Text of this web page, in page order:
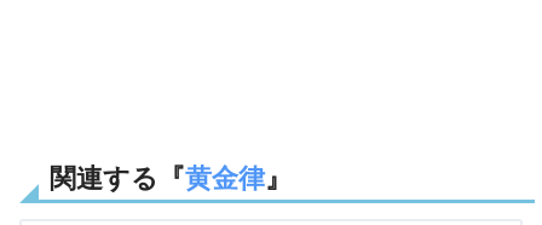
関連する『黄金律』